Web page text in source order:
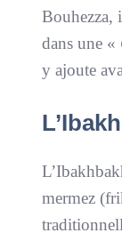
Bouhezza,
dans une «
y ajoute
mermez